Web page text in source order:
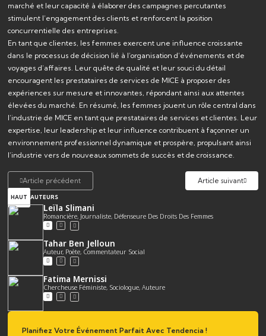
marché et leur capacité à élaborer des campagnes percutantes
stimulent l’engagement des clients et renforcent la position
concurrentielle des entreprises.
En tant que clientes, les femmes exercent une influence croissante
dans le processus de décision lié à l’organisation d’événements et de
voyages d’affaires. Leur quête de qualité et leur souci du détail
encouragent les prestataires de services de MICE à proposer des
expériences sur mesure et innovantes, répondant ainsi aux attentes
élevées du marché. En résumé, les femmes jouent un rôle central dans
l’industrie de MICE en tant que prestataires de services et clientes. Leur
expertise, leur leadership et leur influence contribuent à façonner un
environnement professionnel dynamique et prospère, propulsant ainsi
l’industrie vers de nouveaux sommets de succès et de croissance.
Article précédent Article suivant
HAUT AUTEURS
Leïla Slimani
Romancière, Journaliste, Défenseure Des Droits Des Femmes
Tahar Ben Jelloun
Auteur, Poète, Commentateur Social
Fatima Mernissi
Chercheuse Féministe, Sociologue, Auteure
Planifiez Votre Événement Parfait Avec Tendencia !